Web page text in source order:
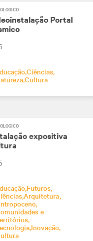
Portal
Ciências
Cultura
expositiva
Futuros
Arquitetura
e
Inovação